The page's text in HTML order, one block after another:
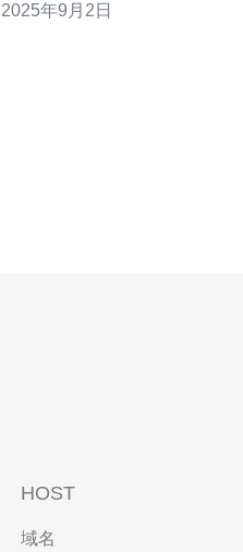
服务器，能够有效抵御各种网
2025年9月2日
HOST
域名